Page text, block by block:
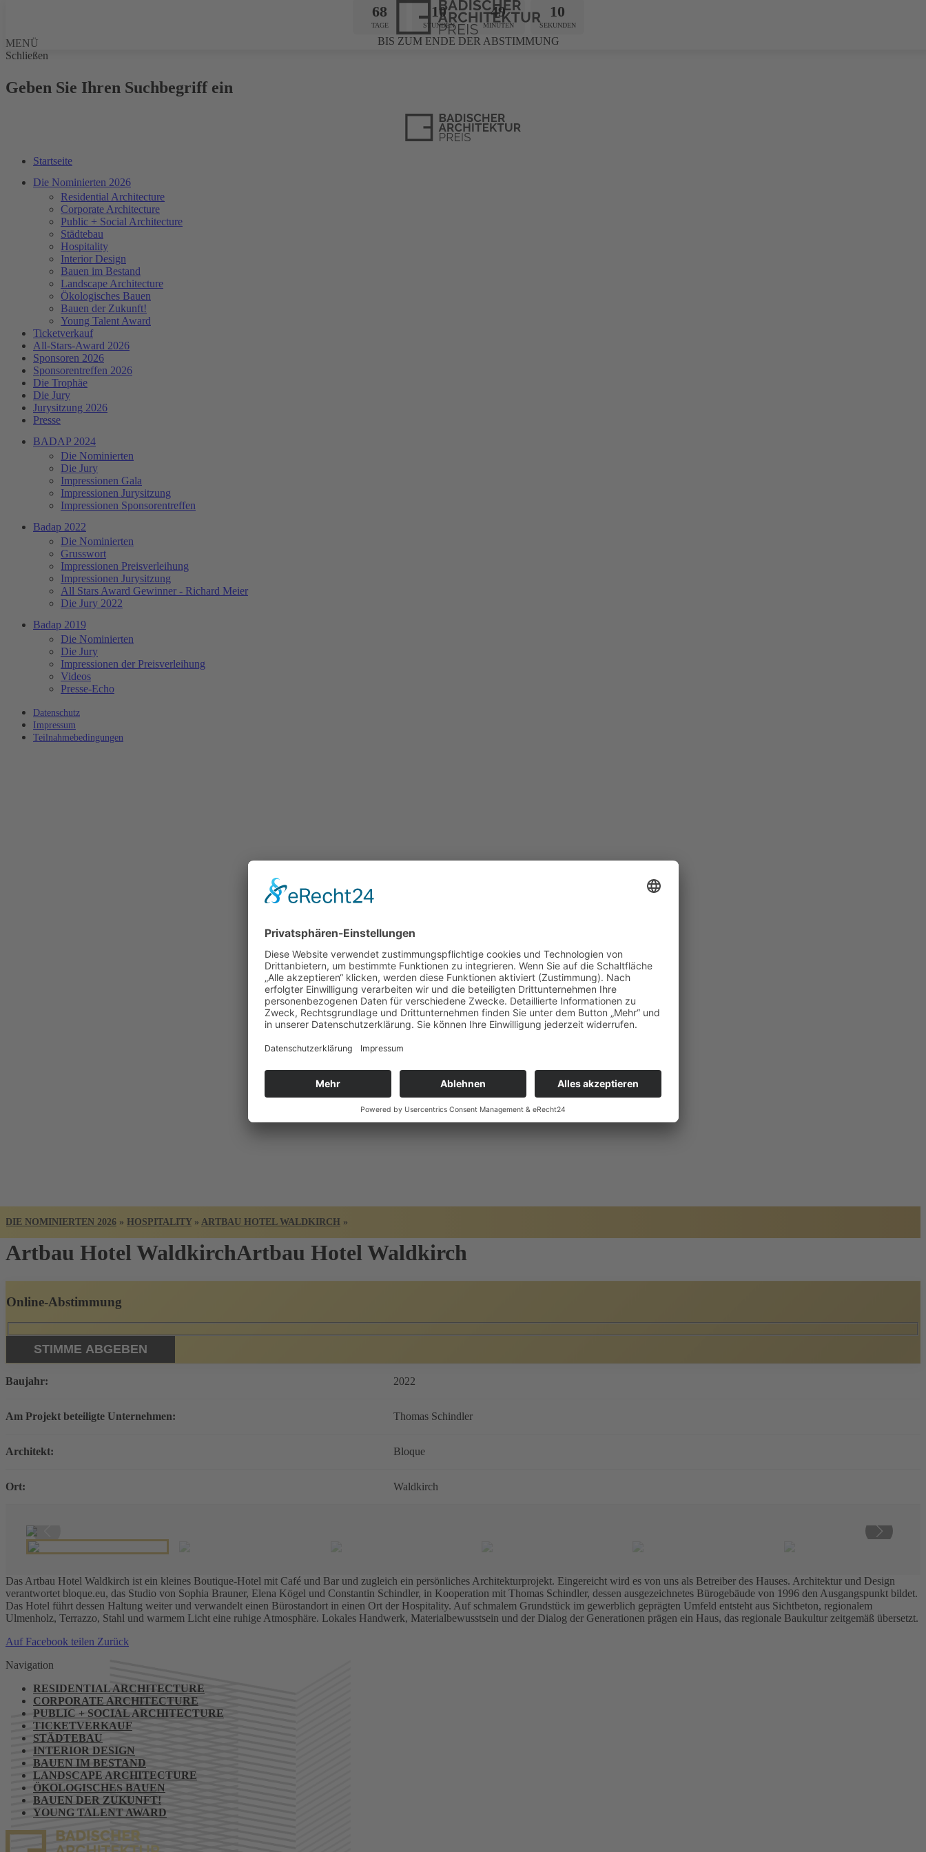
68
TAGE
10
STUNDEN
49
MINUTEN
09
SEKUNDEN
BIS ZUM ENDE DER ABSTIMMUNG
MENÜ
Schließen
Geben Sie Ihren Suchbegriff ein
Startseite
Die Nominierten 2026
Residential Architecture
Corporate Architecture
Public + Social Architecture
Städtebau
Hospitality
Interior Design
Bauen im Bestand
Landscape Architecture
Ökologisches Bauen
Bauen der Zukunft!
Young Talent Award
Ticketverkauf
All-Stars-Award 2026
Sponsoren 2026
Sponsorentreffen 2026
Die Trophäe
Die Jury
Jurysitzung 2026
Presse
BADAP 2024
Die Nominierten
Die Jury
Impressionen Gala
Impressionen Jurysitzung
Impressionen Sponsorentreffen
Badap 2022
Die Nominierten
Grusswort
Impressionen Preisverleihung
Impressionen Jurysitzung
All Stars Award Gewinner - Richard Meier
Die Jury 2022
Badap 2019
Die Nominierten
Die Jury
Impressionen der Preisverleihung
Videos
Presse-Echo
Datenschutz
Impressum
Teilnahmebedingungen
ARCHITEKTUR
DIE NOMINIERTEN 2026 » HOSPITALITY» ARTBAU HOTEL WALDKIRCH »
Artbau Hotel WaldkirchArtbau Hotel Waldkirch
Online-Abstimmung
Baujahr: 2022
Am Projekt beteiligte Unternehmen: Thomas Schindler
Architekt: Bloque
Ort: Waldkirch
Das Artbau Hotel Waldkirch ist ein kleines Boutique-Hotel mit Café und Bar und zugleich ein persönliches Architekturprojekt. Eingereicht wird es von uns als Betreiber des Hauses. Architektur und Design
verantwortet bloque.eu, das Studio von Sophia Brauner, Elena Kögel und Constantin Schindler, in Kooperation mit Thomas Schindler, dessen ausgezeichnetes Bürogebäude von 1996 den Ausgangspunkt bildet.
Das Hotel führt dessen Haltung weiter und verwandelt einen Bürostandort in einen Ort der Hospitality. Auf schmalem Grundstück im gewerblich geprägten Umfeld entsteht aus Sichtbeton, regionalem
Ulmenholz, Terrazzo, Stahl und warmem Licht eine ruhige Atmosphäre. Lokales Handwerk, Materialbewusstsein und der Dialog der Generationen prägen ein Haus, das regionale Baukultur zeitgemäß übersetzt.
Auf Facebook teilen Zurück
Navigation
RESIDENTIAL ARCHITECTURE
CORPORATE ARCHITECTURE
PUBLIC + SOCIAL ARCHITECTURE
TICKETVERKAUF
STÄDTEBAU
INTERIOR DESIGN
BAUEN IM BESTAND
LANDSCAPE ARCHITECTURE
ÖKOLOGISCHES BAUEN
BAUEN DER ZUKUNFT!
YOUNG TALENT AWARD